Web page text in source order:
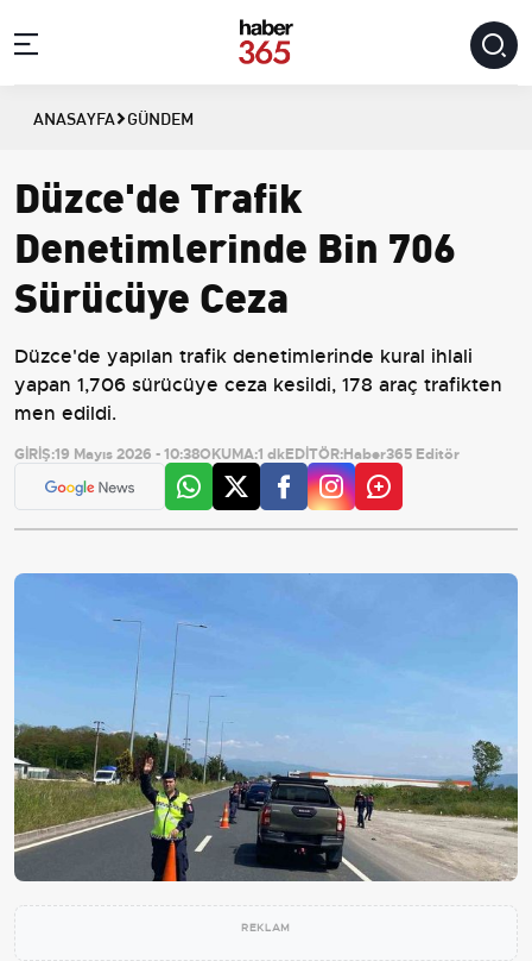
ANASAYFA GÜNDEM
Düzce'de Trafik
Denetimlerinde Bin 706
Sürücüye Ceza
Düzce'de yapılan trafik denetimlerinde kural ihlali
yapan 1,706 sürücüye ceza kesildi, 178 araç trafikten
men edildi.
GİRİŞ:19 Mayıs 2026 - 10:38OKUMA:1 dkEDİTÖR:Haber365 Editör
REKLAM